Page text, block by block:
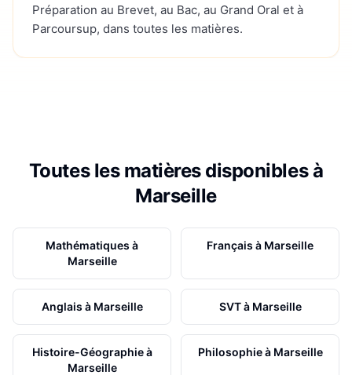
Préparation au Brevet, au Bac, au Grand Oral et à
Parcoursup, dans toutes les matières.
Toutes les matières disponibles à
Marseille
Mathématiques à
Marseille
Français à Marseille
Anglais à Marseille SVTà Marseille
Histoire-Géographieà
Marseille
Philosophieà Marseille